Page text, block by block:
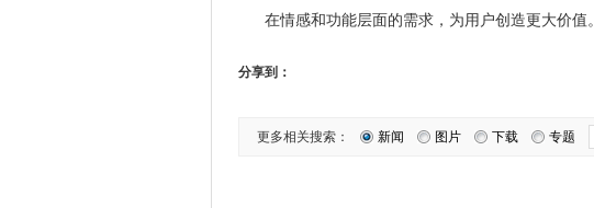
在情感和功能层面的需求，为用户创造更大价值。
分享到：
更多相关搜索： 新闻 图片 下载 专题